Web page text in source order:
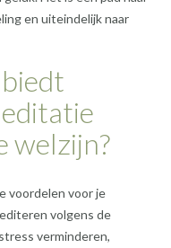
en uiteindelijk naar
welzijn?
voordelen voor je
volgens de
verminderen,